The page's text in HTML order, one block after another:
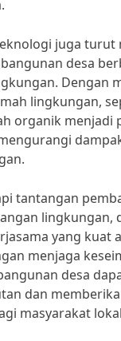
juga turut
desa
Dengan
lingkungan,
organik menjadi
tantangan
lingkungan,
yang kuat
menjaga
desa
dan
masyarakat